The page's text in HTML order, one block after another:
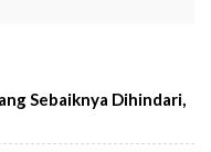
Sebaiknya Dihindari,